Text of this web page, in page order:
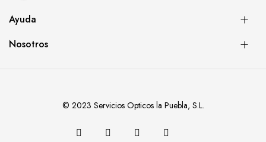
Ayuda
Nosotros
© 2023 Servicios Opticos la Puebla, S.L.